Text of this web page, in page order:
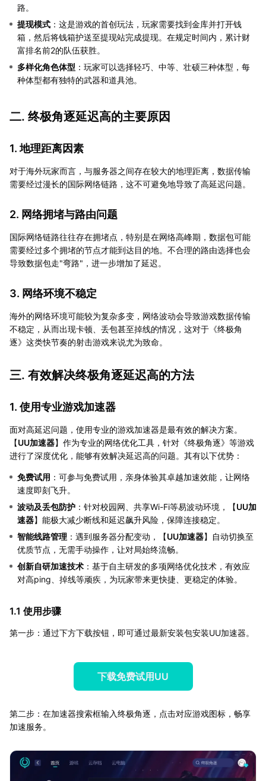
路。
提现模式 ：这是游戏的首创玩法，玩家需要找到金库并打开钱
箱，然后将钱箱护送至提现站完成提现。在规定时间内，累计财
富排名前2的队伍获胜。
多样化角色体型 ：玩家可以选择轻巧、中等、壮硕三种体型，每
种体型都有独特的武器和道具池。
二. 终极角逐延迟高的主要原因
1. 地理距离因素
对于海外玩家而言，与服务器之间存在较大的地理距离，数据传输
需要经过漫长的国际网络链路，这不可避免地导致了高延迟问题。
2. 网络拥堵与路由问题
国际网络链路往往存在拥堵点，特别是在网络高峰期，数据包可能
需要经过多个拥堵的节点才能到达目的地。不合理的路由选择也会
导致数据包走"弯路"，进一步增加了延迟。
3. 网络环境不稳定
海外的网络环境可能较为复杂多变，网络波动会导致游戏数据传输
不稳定，从而出现卡顿、丢包甚至掉线的情况，这对于《终极角
逐》这类快节奏的射击游戏来说尤为致命。
三. 有效解决终极角逐延迟高的方法
1. 使用专业游戏加速器
面对高延迟问题，使用专业的游戏加速器是最有效的解决方案。
【UU加速器】作为专业的网络优化工具，针对《终极角逐》等游戏
进行了深度优化，能够有效解决延迟高的问题。其有以下优势：
免费试用 ：可参与免费试用，亲身体验其卓越加速效能，让网络
速度即刻飞升。
波动及丢包防护 ：针对校园网、共享Wi-Fi等易波动环境，【UU加
速器】能极大减少断线和延迟飙升风险，保障连接稳定。
智能线路管理 ：遇到服务器分配变动，【UU加速器】自动切换至
优质节点，无需手动操作，让对局始终流畅。
创新自研加速技术 ：基于自主研发的多项网络优化技术，有效应
对高ping、掉线等顽疾，为玩家带来更快捷、更稳定的体验。
1.1 使用步骤
第一步：通过下方下载按钮，即可通过最新安装包安装UU加速器。
下载免费试用UU
第二步：在加速器搜索框输入终极角逐，点击对应游戏图标，畅享
加速服务。